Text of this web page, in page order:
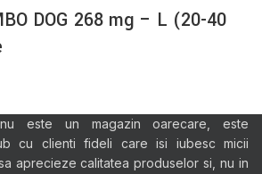
DOG 268 mg – L (20-40
este un magazin oarecare, este
cu clienti fideli care isi iubesc micii
aprecieze calitatea produselor si, nu in